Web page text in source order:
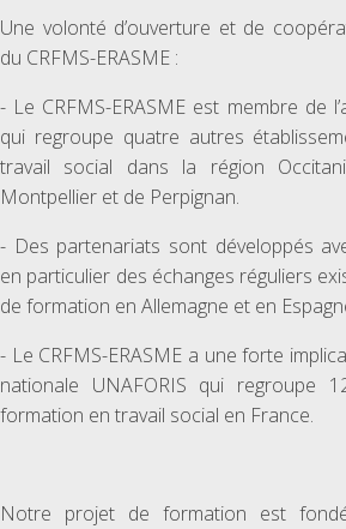
Une volonté d’ouverture et de
du CRFMS-ERASME :
- Le CRFMS-ERASME est membre de
qui regroupe quatre autres
travail social dans la région
Montpellier et de Perpignan.
- Des partenariats sont développés
en particulier des échanges réguliers
de formation en Allemagne et en
- Le CRFMS-ERASME a une forte
nationale UNAFORIS qui regroupe
formation en travail social en France.
Notre projet de formation est